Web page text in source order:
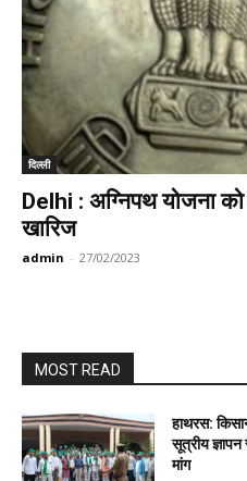
दिल्ली
Delhi : अग्निपथ योजना को
खारिज
admin - 27/02/2023
MOST READ
हाथरस:
सूत्रीय
मांग